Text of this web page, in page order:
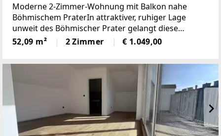
Moderne 2-Zimmer-Wohnung mit Balkon nahe
Böhmischem PraterIn attraktiver, ruhiger Lage
unweit des Böhmischer Prater gelangt diese
charmante 2-Zimmer-Neubauwohnung zur
Vermietung.Die Wohnung überzeugt mit einer
52,09 m² 2 Zimmer € 1.049,00